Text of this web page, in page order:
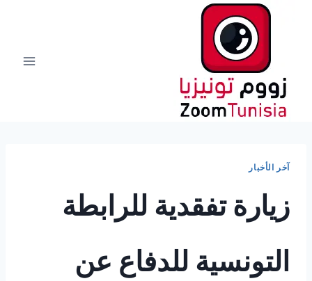
آخر الأخبار
زيارة تفقدية للرابطة
التونسية للدفاع عن